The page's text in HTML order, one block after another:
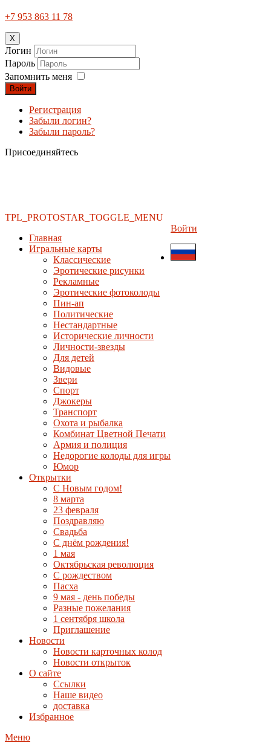
+7 953 863 11 78
X
Логин
Пароль
Запомнить меня
Войти
Регистрация
Забыли логин?
Забыли пароль?
Присоединяйтесь
TPL_PROTOSTAR_TOGGLE_MENU
Главная
Игральные карты
Классические
Эротические рисунки
Рекламные
Эротические фотоколоды
Пин-ап
Политические
Нестандартные
Исторические личности
Личности-звезды
Для детей
Видовые
Звери
Спорт
Джокеры
Транспорт
Охота и рыбалка
Комбинат Цветной Печати
Армия и полиция
Недорогие колоды для игры
Юмор
Открытки
С Новым годом!
8 марта
23 февраля
Поздравляю
Свадьба
С днём рождения!
1 мая
Октябрьская революция
С рождеством
Пасха
9 мая - день победы
Разные пожелания
1 сентября школа
Приглашение
Новости
Новости карточных колод
Новости открыток
О сайте
Ссылки
Наше видео
доставка
Избранное
Меню
Войти